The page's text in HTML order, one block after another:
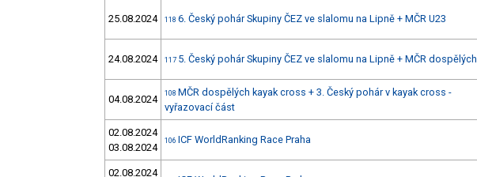
25.08.2024 118 6. Český pohár Skupiny ČEZ ve slalomu na Lipně + MČR U23
24.08.2024 117 5. Český pohár Skupiny ČEZ ve slalomu na Lipně + MČR dospělých
04.08.2024 108 MČR dospělých kayak cross + 3. Český pohár v kayak cross -
vyřazovací část
02.08.2024
03.08.2024
106 ICF WorldRanking Race Praha
02.08.2024